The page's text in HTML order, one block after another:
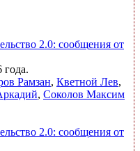
2.0: сообщения от
года.
Рамзан, Кветной Лев,
, Соколов Максим
2.0: сообщения от